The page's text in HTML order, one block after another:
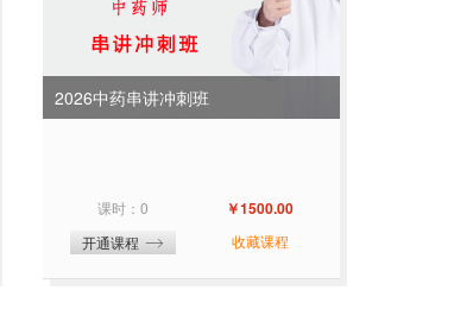
2026中药串讲冲刺班
课时：0
开通课程
￥1500.00
收藏课程